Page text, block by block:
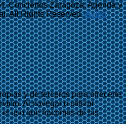
Conciertos Zaragoza, Agenda y
All Rights Reserved.Aviso
y de terceros para ofrecerte
Al navegar o utilizar
uso que hacemos de las